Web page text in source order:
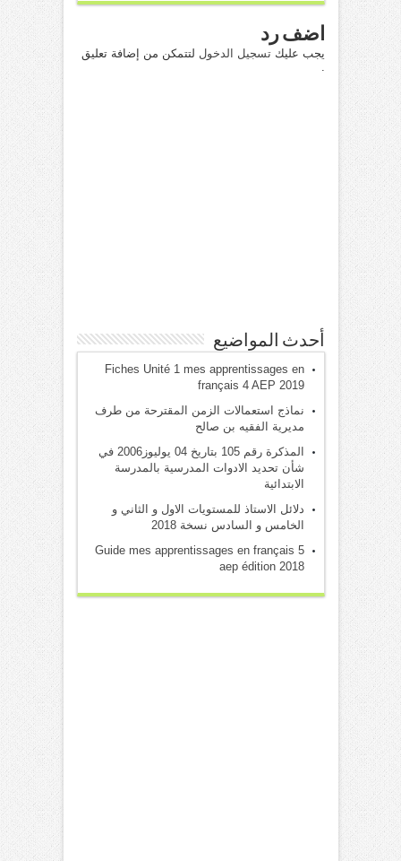
اضف رد
يجب عليكتسجيل الدخول لتتمكن من إضافة تعليق
.
أحدث المواضيع
Fiches Unité 1 mes apprentissages en
français 4 AEP 2019
نماذج استعمالات الزمن المقترحة من طرف
مديرية الفقيه بن صالح
المذكرة رقم 105 بتاريخ 04 يوليوز2006 في
شأن تحديد الادوات المدرسية بالمدرسة
الابتدائية
دلائل الاستاذ للمستويات الاول و الثاني و
الخامس و السادس نسخة 2018
Guide mes apprentissages en français 5
aep édition 2018